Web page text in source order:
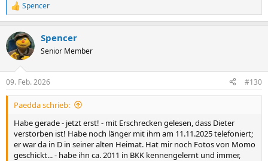
R
e
k
t
i
e
n
Spencer
Spencer
Senior Member
09. Feb. 2026 #130
Paedda schrieb:
Habe gerade - jetzt erst! - mit Erschrecken gelesen, dass Dieter
verstorben ist! Habe noch länger mit ihm am 11.11.2025 telefoniert;
er war da in D in seiner alten Heimat. Hat mir noch Fotos von Momo
geschickt... - habe ihn ca. 2011 in BKK kennengelernt und immer,